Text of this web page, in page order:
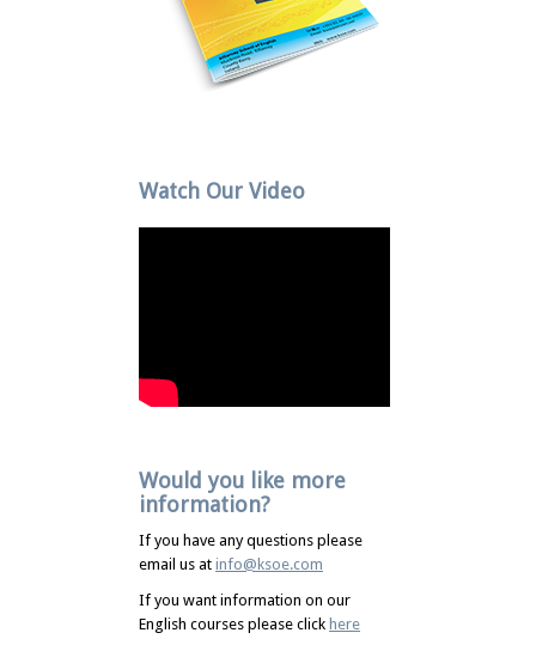
Watch Our Video
Would you like more
information?
If you have any questions please
email us at info@ksoe.com
If you want information on our
English courses please click here